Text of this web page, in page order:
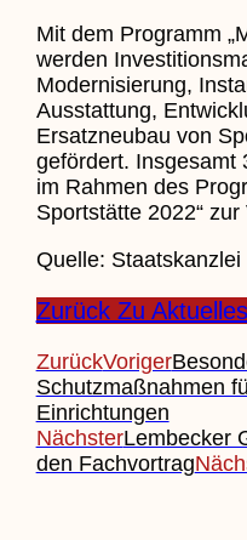
Mit dem Programm
werden
Modernisierung,
Ausstattung,
Ersatzneubau von
gefördert. Insgesamt
im Rahmen des
Sportstätte 2022“ zur
Quelle: Staatskanzlei
Zurück Zu Aktuelles
ZurückVoriger
Schutzmaßnahmen
Einrichtungen
NächsterLembecker
den Fachvortrag